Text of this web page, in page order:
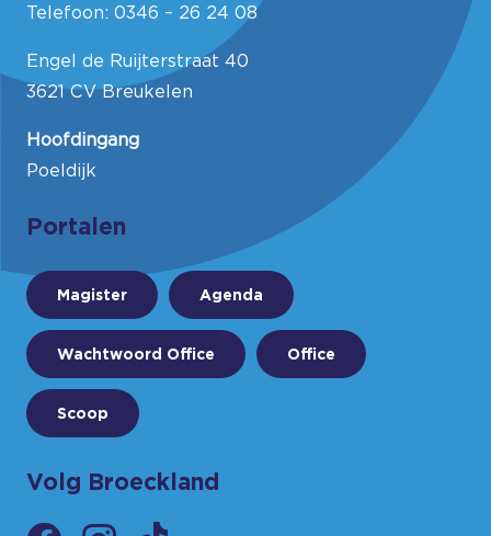
Telefoon: 0346 – 26 24 08
Engel de Ruijterstraat 40
3621 CV Breukelen
Hoofdingang
Poeldijk
Portalen
Magister Agenda
Wachtwoord Office Office
Scoop
Volg Broeckland